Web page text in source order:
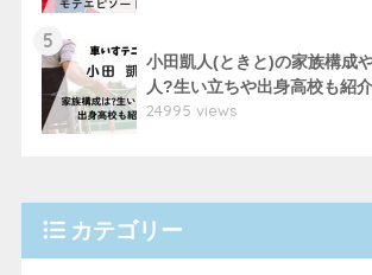
5
小田凱人(ときと)の家族構成
人?生い立ちや出身高校も紹
24995 views
カテゴリー